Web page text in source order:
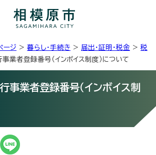
ージ > 暮らし・手続き > 届出・証明・税金 > 税
業者登録番号（インボイス制度）について
事業者登録番号（インボイス制